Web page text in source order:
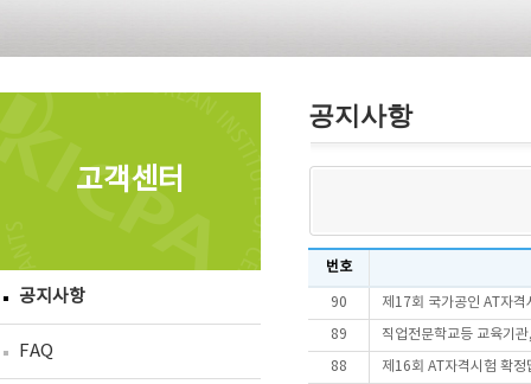
고객센터
공지사항
FAQ
공지사항
번호
90 제17회 국가공인 AT자격
89 직업전문학교등 교육기
88 제16회 AT자격시험 확정